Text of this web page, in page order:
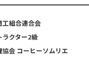
工組合連合会
ラクター2級
協会 コーヒーソムリエ